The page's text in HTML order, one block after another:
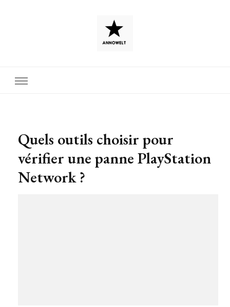
Quels outils choisir pour
vérifier une panne PlayStation
Network ?